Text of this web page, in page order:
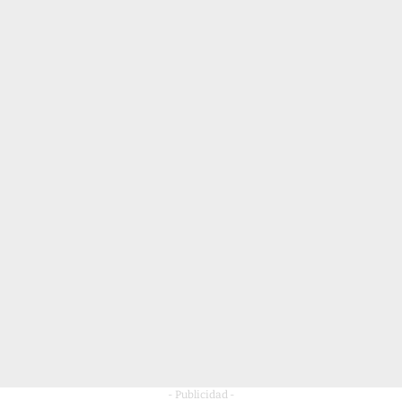
- Publicidad -